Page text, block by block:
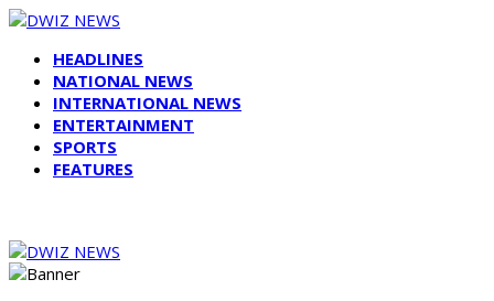
HEADLINES
NATIONAL NEWS
INTERNATIONAL NEWS
ENTERTAINMENT
SPORTS
FEATURES